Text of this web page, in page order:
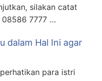
silakan catat
08586 7777 …
dalam Hal Ini agar
para istri